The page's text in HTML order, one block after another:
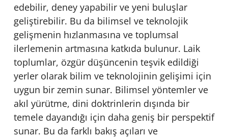
edebilir, deney yapabilir ve yeni buluşlar
geliştirebilir. Bu da bilimsel ve teknolojik
gelişmenin hızlanmasına ve toplumsal
ilerlemenin artmasına katkıda bulunur. Laik
toplumlar, özgür düşüncenin teşvik edildiği
yerler olarak bilim ve teknolojinin gelişimi için
uygun bir zemin sunar. Bilimsel yöntemler ve
akıl yürütme, dini doktrinlerin dışında bir
temele dayandığı için daha geniş bir perspektif
sunar. Bu da farklı bakış açıları ve